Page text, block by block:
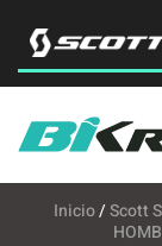
Inicio/Scott